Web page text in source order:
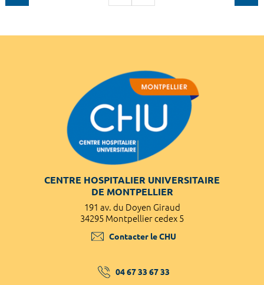
CENTRE HOSPITALIER UNIVERSITAIRE
DE MONTPELLIER
191 av. du Doyen Giraud
34295 Montpellier cedex 5
Contacter le CHU
04 67 33 67 33